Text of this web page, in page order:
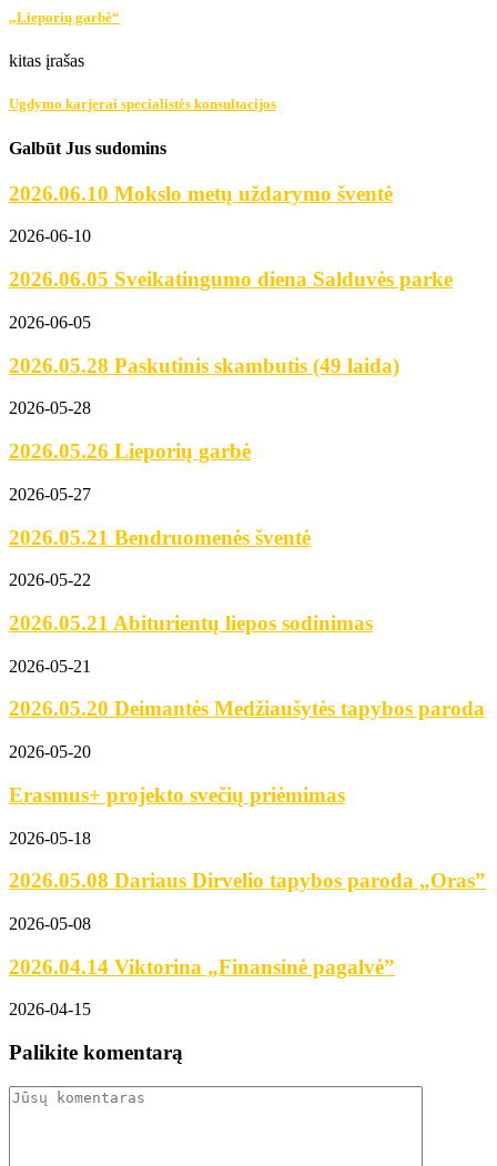
„Lieporių garbė“
kitas įrašas
Ugdymo karjerai specialistės konsultacijos
Galbūt Jus sudomins
2026.06.10 Mokslo metų uždarymo šventė
2026-06-10
2026.06.05 Sveikatingumo diena Salduvės parke
2026-06-05
2026.05.28 Paskutinis skambutis (49 laida)
2026-05-28
2026.05.26 Lieporių garbė
2026-05-27
2026.05.21 Bendruomenės šventė
2026-05-22
2026.05.21 Abiturientų liepos sodinimas
2026-05-21
2026.05.20 Deimantės Medžiaušytės tapybos paroda
2026-05-20
Erasmus+ projekto svečių priėmimas
2026-05-18
2026.05.08 Dariaus Dirvelio tapybos paroda „Oras”
2026-05-08
2026.04.14 Viktorina „Finansinė pagalvė”
2026-04-15
Palikite komentarą